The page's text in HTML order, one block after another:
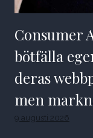
Consumer
bötfälla
deras
men
9 augusti 2026